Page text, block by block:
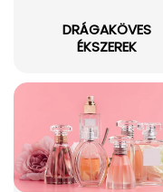
DRÁGAKÖVES
ÉKSZEREK